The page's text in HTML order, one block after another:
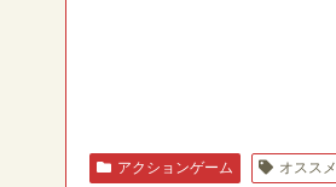
アクションゲーム オススメ